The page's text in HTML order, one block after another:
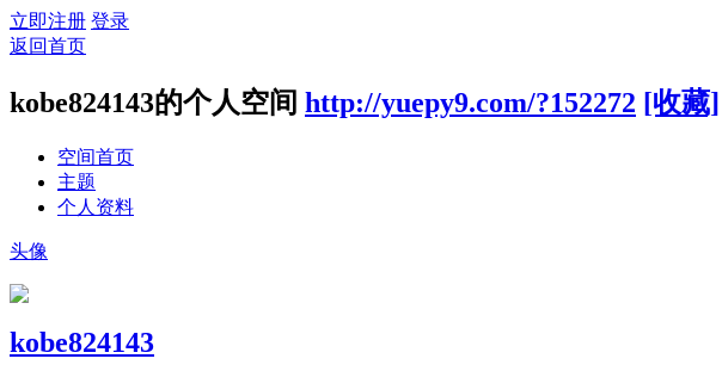
立即注册 登录
返回首页
kobe824143的个人空间 http://yuepy9.com/?152272 [收藏]
空间首页
主题
个人资料
头像
kobe824143